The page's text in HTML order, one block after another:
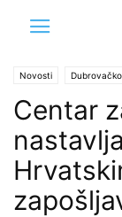
Novosti
Centar